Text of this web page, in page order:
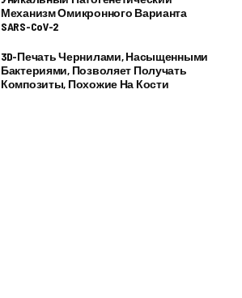
Механизм Омикронного Варианта
SARS-CoV-2
3D-Печать Чернилами, Насыщенными
Бактериями, Позволяет Получать
Композиты, Похожие На Кости